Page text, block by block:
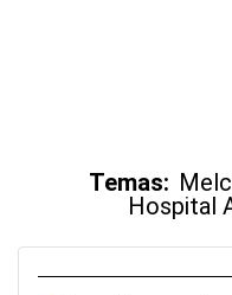
Temas:
Hospital